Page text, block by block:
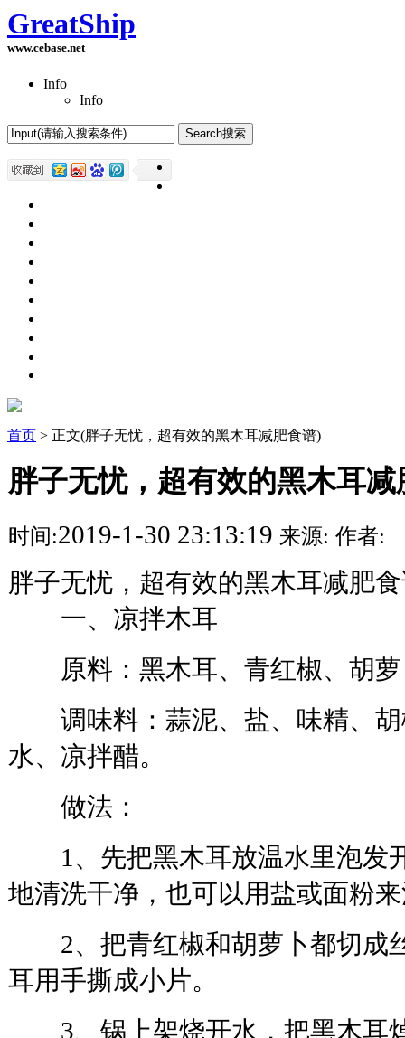
GreatShip
www.cebase.net
Info
Info
首页 > 正文(胖子无忧，超有效的黑木耳减肥食谱)
胖子无忧，超有效的黑木耳减
时间:2019-1-30 23:13:19 来源: 作者:
胖子无忧，超有效的黑木耳减肥
一、凉拌木耳
原料：黑木耳、青红椒、胡萝
调味料：蒜泥、盐、味精、胡
水、凉拌醋。
做法：
1、先把黑木耳放温水里泡发
地清洗干净，也可以用盐或面粉
2、把青红椒和胡萝卜都切成
耳用手撕成小片。
3、锅上架烧开水，把黑木耳